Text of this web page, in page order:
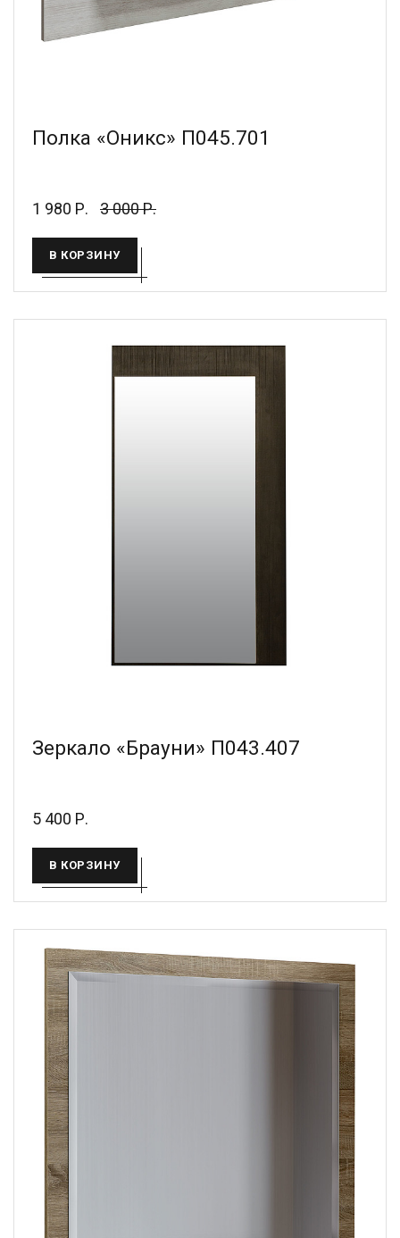
Полка «Оникс» П045.701
1 980 Р. 3 000 Р.
В КОРЗИНУ
Зеркало «Брауни» П043.407
5 400 Р.
В КОРЗИНУ